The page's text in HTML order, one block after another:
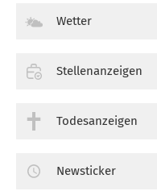
Wetter
Stellenanzeigen
Todesanzeigen
Newsticker